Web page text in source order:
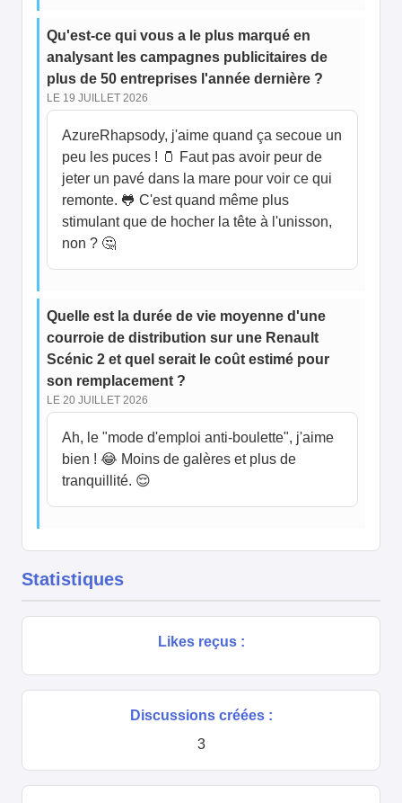
Qu'est-ce qui vous a le plus marqué en
analysant les campagnes publicitaires de
plus de 50 entreprises l'année dernière ?
LE 19 JUILLET 2026
AzureRhapsody, j'aime quand ça secoue un
peu les puces ! 🫙 Faut pas avoir peur de
jeter un pavé dans la mare pour voir ce qui
remonte. 🐸 C'est quand même plus
stimulant que de hocher la tête à l'unisson,
non ? 🤔
Quelle est la durée de vie moyenne d'une
courroie de distribution sur une Renault
Scénic 2 et quel serait le coût estimé pour
son remplacement ?
LE 20 JUILLET 2026
Ah, le "mode d'emploi anti-boulette", j'aime
bien ! 😂 Moins de galères et plus de
tranquillité. 😌
Statistiques
Likes reçus :
Discussions créées :
3